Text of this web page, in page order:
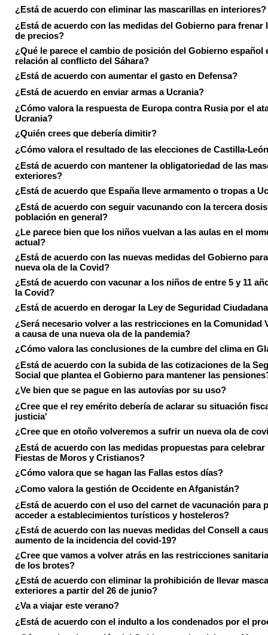
¿Está de acuerdo con eliminar las mascarillas en interiores?
¿Está de acuerdo con las medidas del Gobierno para frenar
de precios?
¿Qué le parece el cambio de posición del Gobierno español
relación al conflicto del Sáhara?
¿Está de acuerdo con aumentar el gasto en Defensa?
¿Está de acuerdo en enviar armas a Ucrania?
¿Cómo valora la respuesta de Europa contra Rusia por el
Ucrania?
¿Quién crees que debería dimitir?
¿Cómo valora el resultado de las elecciones de Castilla-
¿Está de acuerdo con mantener la obligatoriedad de las
exteriores?
¿Está de acuerdo que España lleve armamento o tropas a
¿Está de acuerdo con seguir vacunando con la tercera
población en general?
¿Le parece bien que los niños vuelvan a las aulas en el
actual?
¿Está de acuerdo con las nuevas medidas del Gobierno
nueva ola de la Covid?
¿Está de acuerdo con vacunar a los niños de entre 5 y 11
la Covid?
¿Está de acuerdo en derogar la Ley de Seguridad
¿Será necesario volver a las restricciones en la Comunidad
a causa de una nueva ola de la pandemia?
¿Cómo valora las conclusiones de la cumbre del clima en
¿Está de acuerdo con la subida de las cotizaciones de la
Social que plantea el Gobierno para mantener las
¿Ve bien que se pague en las autovías por su uso?
¿Cree que el rey emérito debería de aclarar su situación
justicia'
¿Cree que en otoño volveremos a sufrir un nueva ola de
¿Está de acuerdo con las medidas propuestas para celebrar
Fiestas de Moros y Cristianos?
¿Cómo valora que se hagan las Fallas estos días?
¿Como valora la gestión de Occidente en Afganistán?
¿Está de acuerdo con el uso del carnet de vacunación para
acceder a establecimientos turísticos y hosteleros?
¿Está de acuerdo con las nuevas medidas del Consell a
aumento de la incidencia del covid-19?
¿Cree que vamos a volver atrás en las restricciones
de los brotes?
¿Está de acuerdo con eliminar la prohibición de llevar
exteriores a partir del 26 de junio?
¿Va a viajar este verano?
¿Está de acuerdo con el indulto a los condenados por el